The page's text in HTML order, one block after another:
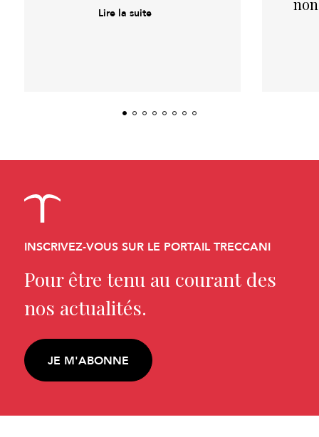
Lire la suite
INSCRIVEZ-VOUS SUR LE PORTAIL TRECCANI
Pour être tenu au courant des
nos actualités.
JE M'ABONNE